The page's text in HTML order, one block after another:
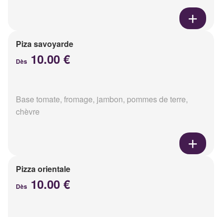
Piza savoyarde
Dès 10.00 €
Base tomate, fromage, jambon, pommes de terre,
chèvre
Pizza orientale
Dès 10.00 €